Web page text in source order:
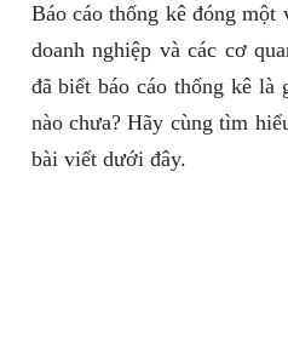
Báo cáo thống kê đóng
doanh nghiệp và các cơ
đã biết báo cáo thống kê là
nào chưa? Hãy cùng tìm
bài viết dưới đây.